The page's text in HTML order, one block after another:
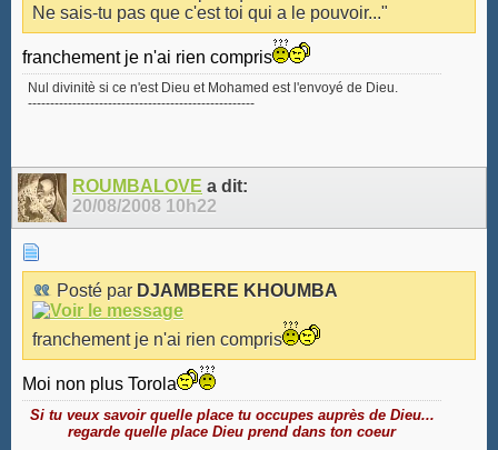
Ne sais-tu pas que c'est toi qui a le pouvoir..."
franchement je n'ai rien compris
Nul divinitè si ce n'est Dieu et Mohamed est l'envoyé de Dieu.
---------------------------------------------------
ROUMBALOVE a dit:
20/08/2008 10h22
Posté par DJAMBERE KHOUMBA
franchement je n'ai rien compris
Moi non plus Torola
Si tu veux savoir quelle place tu occupes auprès de Dieu...
regarde quelle place Dieu prend dans ton coeur